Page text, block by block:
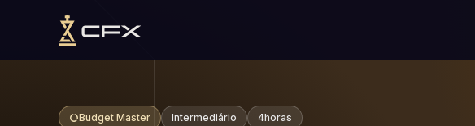
data_usageBudget Master Intermediário 4horas